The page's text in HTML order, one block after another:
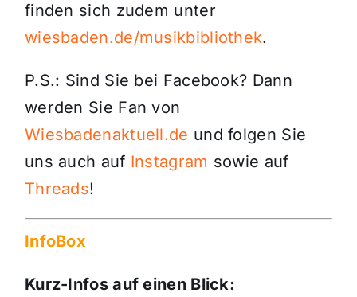
finden sich zudem unter
wiesbaden.de/musikbibliothek.
P.S.: Sind Sie bei Facebook? Dann
werden Sie Fan von
Wiesbadenaktuell.de und folgen Sie
uns auch auf Instagram sowie auf
Threads!
InfoBox
Kurz-Infos auf einen Blick: